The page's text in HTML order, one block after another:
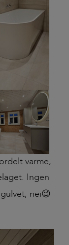
varme,
Ingen
nei😉